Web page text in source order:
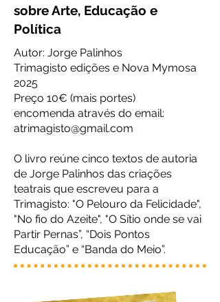
sobre Arte, Educação e
Política
Autor: Jorge Palinhos
Trimagisto edições e Nova Mymosa
2025
Preço 10€ (mais portes)
encomenda através do email:
atrimagisto@gmail.com
O livro reúne cinco textos de autoria
de Jorge Palinhos das criações
teatrais que escreveu para a
Trimagisto: "O Pelouro da Felicidade",
"No fio do Azeite", "O Sítio onde se vai
Partir Pernas”, “Dois Pontos
Educação” e “Banda do Meio”.